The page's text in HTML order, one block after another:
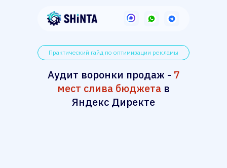
Аудит воронки продаж - 7
мест слива бюджета в
Яндекс Директе
Практический гайд по оптимизации рекламы